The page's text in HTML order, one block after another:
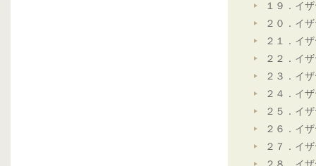
１９．イ
２０．イ
２１．イ
２２．イ
２３．イ
２４．イ
２５．イ
２６．イ
２７．イ